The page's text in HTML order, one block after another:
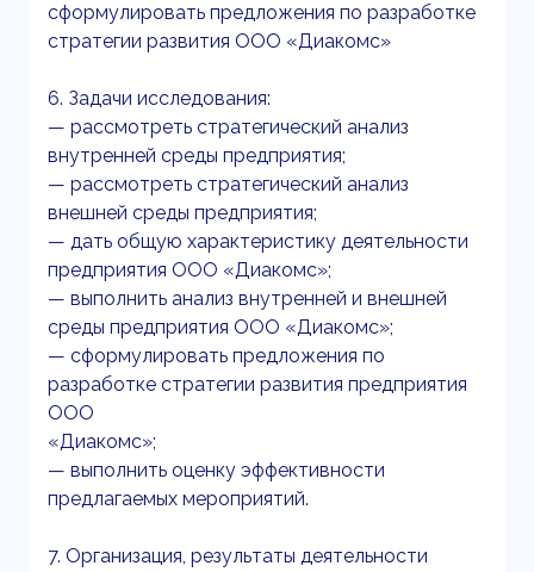
сформулировать предложения по разработке
стратегии развития ООО «Диакомс»
6. Задачи исследования:
— рассмотреть стратегический анализ
внутренней среды предприятия;
— рассмотреть стратегический анализ
внешней среды предприятия;
— дать общую характеристику деятельности
предприятия ООО «Диакомс»;
— выполнить анализ внутренней и внешней
среды предприятия ООО «Диакомс»;
— сформулировать предложения по
разработке стратегии развития предприятия
ООО
«Диакомс»;
— выполнить оценку эффективности
предлагаемых мероприятий.
7. Организация, результаты деятельности